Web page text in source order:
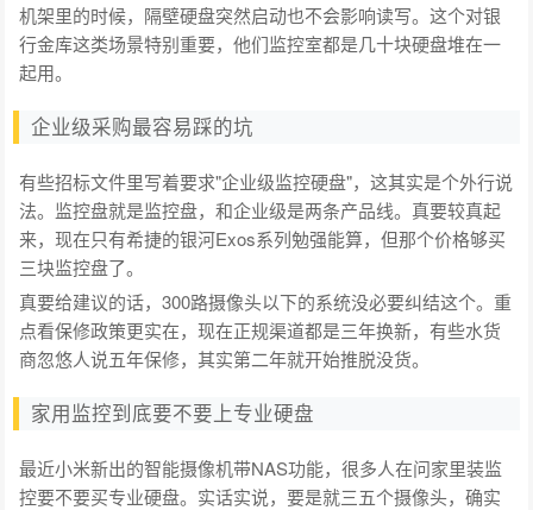
机架里的时候，隔壁硬盘突然启动也不会影响读写。这个对银
行金库这类场景特别重要，他们监控室都是几十块硬盘堆在一
起用。
企业级采购最容易踩的坑
有些招标文件里写着要求"企业级监控硬盘"，这其实是个外行说
法。监控盘就是监控盘，和企业级是两条产品线。真要较真起
来，现在只有希捷的银河Exos系列勉强能算，但那个价格够买
三块监控盘了。
真要给建议的话，300路摄像头以下的系统没必要纠结这个。重
点看保修政策更实在，现在正规渠道都是三年换新，有些水货
商忽悠人说五年保修，其实第二年就开始推脱没货。
家用监控到底要不要上专业硬盘
最近小米新出的智能摄像机带NAS功能，很多人在问家里装监
控要不要买专业硬盘。实话实说，要是就三五个摄像头，确实